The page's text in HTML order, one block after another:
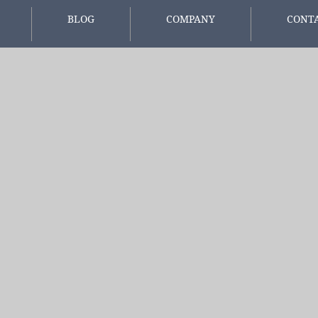
BLOG
COMPANY